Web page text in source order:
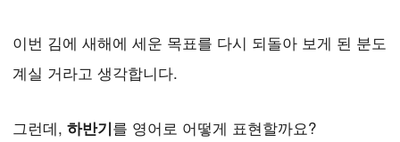
이번 김에 새해에 세운 목표를 다시 되돌아 보게 된 분도
계실 거라고 생각합니다.
그런데, 하반기를 영어로 어떻게 표현할까요?